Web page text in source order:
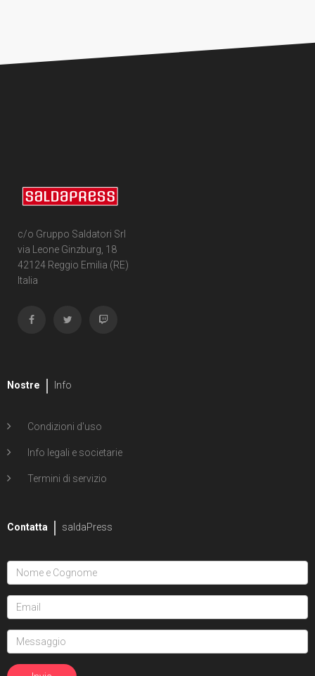
c/o Gruppo Saldatori Srl
via Leone Ginzburg, 18
42124 Reggio Emilia (RE)
Italia
Nostre Info
Condizioni d'uso
Info legali e societarie
Termini di servizio
Contatta saldaPress